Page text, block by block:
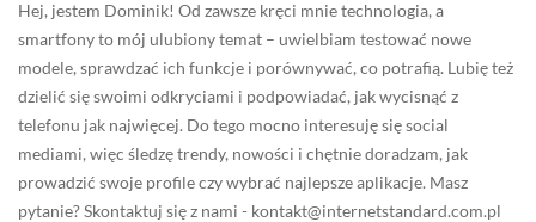
Hej, jestem Dominik! Od zawsze kręci mnie technologia, a
smartfony to mój ulubiony temat – uwielbiam testować nowe
modele, sprawdzać ich funkcje i porównywać, co potrafią. Lubię też
dzielić się swoimi odkryciami i podpowiadać, jak wycisnąć z
telefonu jak najwięcej. Do tego mocno interesuję się social
mediami, więc śledzę trendy, nowości i chętnie doradzam, jak
prowadzić swoje profile czy wybrać najlepsze aplikacje. Masz
pytanie? Skontaktuj się z nami - kontakt@internetstandard.com.pl